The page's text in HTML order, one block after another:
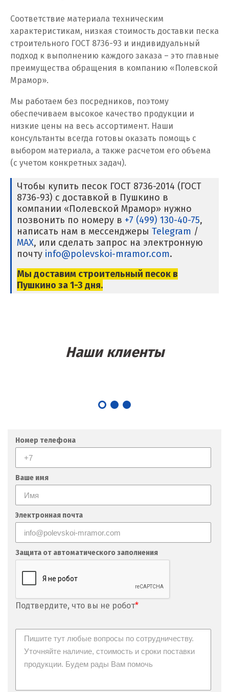
Кузино
Курск
Кушва
Лангепас
Липецк
Лобня
Лыткарино
Люберцы
М
Магнитогорск
Махачкала
Мегион
Набарежные Челны
Невьянск
Нефтеюганск
Нижневартовск
Нижний Новгород
Новгород
Новокоалиновый
Новокузнецк
Новороссийск
Соответствие материала техническим
характеристикам, низкая стоимость доставки песка
строительного ГОСТ 8736-93 и индивидуальный
подход к выполнению каждого заказа – это главные
преимущества обращения в компанию «Полевской
Мрамор».
Мы работаем без посредников, поэтому
обеспечиваем высокое качество продукции и
низкие цены на весь ассортимент. Наши
консультанты всегда готовы оказать помощь с
выбором материала, а также расчетом его объема
(с учетом конкретных задач).
Чтобы купить песок ГОСТ 8736-2014 (ГОСТ
8736-93) с доставкой в Пушкино в
компании «Полевской Мрамор» нужно
позвонить по номеру в +7 (499) 130-40-75,
написать нам в мессенджеры Telegram /
MAX, или сделать запрос на электронную
почту info@polevskoi-mramor.com.
Мы доставим строительный песок в
Пушкино за 1-3 дня.
Наши клиенты
Номер телефона
Ваше имя
Электронная почта
Защита от автоматического заполнения
Подтвердите, что вы не робот*